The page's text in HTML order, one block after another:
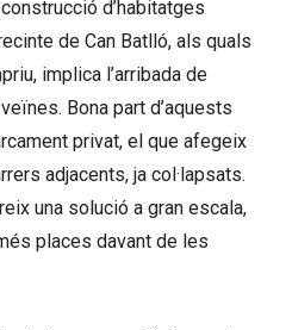
d’habitatges
de Can Batlló, als quals
implica l’arribada de
Bona part d’aquests
privat, el que afegeix
adjacents, ja col·lapsats.
una solució a gran escala,
places davant de les